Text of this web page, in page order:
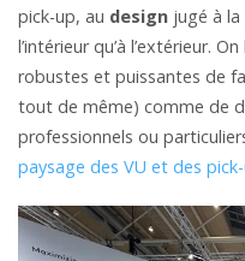
pick-up, au design jugé à
l’intérieur qu’à l’extérieur.
robustes et puissantes de
tout de même) comme de
professionnels ou
paysage des VU et des